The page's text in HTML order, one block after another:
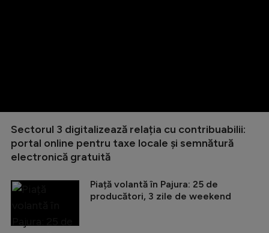
Sectorul 3 digitalizează relația cu contribuabilii:
portal online pentru taxe locale și semnătură
electronică gratuită
Piață volantă în Pajura: 25 de
producători, 3 zile de weekend